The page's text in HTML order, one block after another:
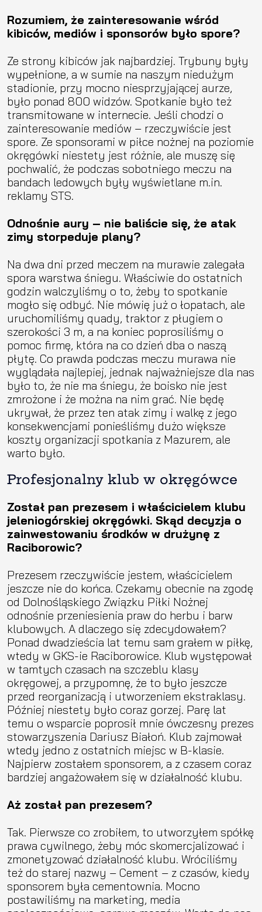
Rozumiem, że zainteresowanie wśród
kibiców, mediów i sponsorów było spore?
Ze strony kibiców jak najbardziej. Trybuny były
wypełnione, a w sumie na naszym niedużym
stadionie, przy mocno niesprzyjającej aurze,
było ponad 800 widzów. Spotkanie było też
transmitowane w internecie. Jeśli chodzi o
zainteresowanie mediów – rzeczywiście jest
spore. Ze sponsorami w piłce nożnej na poziomie
okręgówki niestety jest różnie, ale muszę się
pochwalić, że podczas sobotniego meczu na
bandach ledowych były wyświetlane m.in.
reklamy STS.
Odnośnie aury – nie baliście się, że atak
zimy storpeduje plany?
Na dwa dni przed meczem na murawie zalegała
spora warstwa śniegu. Właściwie do ostatnich
godzin walczyliśmy o to, żeby to spotkanie
mogło się odbyć. Nie mówię już o łopatach, ale
uruchomiliśmy quady, traktor z pługiem o
szerokości 3 m, a na koniec poprosiliśmy o
pomoc firmę, która na co dzień dba o naszą
płytę. Co prawda podczas meczu murawa nie
wyglądała najlepiej, jednak najważniejsze dla nas
było to, że nie ma śniegu, że boisko nie jest
zmrożone i że można na nim grać. Nie będę
ukrywał, że przez ten atak zimy i walkę z jego
konsekwencjami ponieśliśmy dużo większe
koszty organizacji spotkania z Mazurem, ale
warto było.
Profesjonalny klub w okręgówce
Został pan prezesem i właścicielem klubu
jeleniogórskiej okręgówki. Skąd decyzja o
zainwestowaniu środków w drużynę z
Raciborowic?
Prezesem rzeczywiście jestem, właścicielem
jeszcze nie do końca. Czekamy obecnie na zgodę
od Dolnośląskiego Związku Piłki Nożnej
odnośnie przeniesienia praw do herbu i barw
klubowych. A dlaczego się zdecydowałem?
Ponad dwadzieścia lat temu sam grałem w piłkę,
wtedy w GKS-ie Raciborowice. Klub występował
w tamtych czasach na szczeblu klasy
okręgowej, a przypomnę, że to było jeszcze
przed reorganizacją i utworzeniem ekstraklasy.
Później niestety było coraz gorzej. Parę lat
temu o wsparcie poprosił mnie ówczesny prezes
stowarzyszenia Dariusz Białoń. Klub zajmował
wtedy jedno z ostatnich miejsc w B-klasie.
Najpierw zostałem sponsorem, a z czasem coraz
bardziej angażowałem się w działalność klubu.
Aż został pan prezesem?
Tak. Pierwsze co zrobiłem, to utworzyłem spółkę
prawa cywilnego, żeby móc skomercjalizować i
zmonetyzować działalność klubu. Wróciliśmy
też do starej nazwy – Cement – z czasów, kiedy
sponsorem była cementownia. Mocno
postawiliśmy na marketing, media